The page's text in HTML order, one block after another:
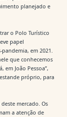
planejado e
o Polo Turístico
papel
em 2021.
que conhecemos
João Pessoa”,
próprio, para
mercado. Os
a atenção de